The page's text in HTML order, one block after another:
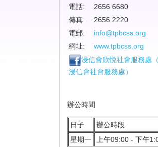
電話:
2656 6680
傳真:
2656 2220
電郵:
info@tpbcss.org
網址:
www.tpbcss.org
浸信會欣悦社會服務處（
浸信會社會服務處）
辦公時間
日子
辦公時段
星期一
上午09:00 - 下午